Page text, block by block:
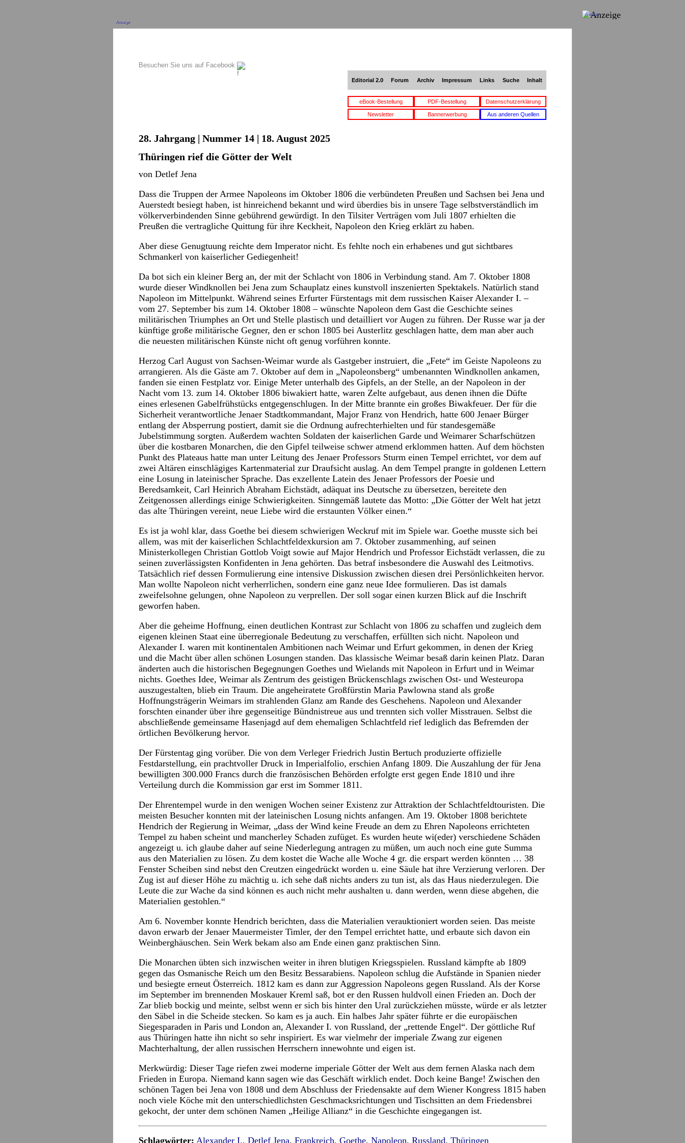
Anzeige
Besuchen Sie uns auf Facebook
Editorial 2.0 Forum Archiv Impressum Links Suche Inhalt
eBook-Bestellung PDF-Bestellung Datenschutzerklärung
Newsletter Bannerwerbung Aus anderen Quellen
28. Jahrgang | Nummer 14 | 18. August 2025
Thüringen rief die Götter der Welt
von Detlef Jena
Dass die Truppen der Armee Napoleons im Oktober 1806 die verbündeten Preußen und Sachsen bei Jena und
Auerstedt besiegt haben, ist hinreichend bekannt und wird überdies bis in unsere Tage selbstverständlich im
völkerverbindenden Sinne gebührend gewürdigt. In den Tilsiter Verträgen vom Juli 1807 erhielten die
Preußen die vertragliche Quittung für ihre Keckheit, Napoleon den Krieg erklärt zu haben.
Aber diese Genugtuung reichte dem Imperator nicht. Es fehlte noch ein erhabenes und gut sichtbares
Schmankerl von kaiserlicher Gediegenheit!
Da bot sich ein kleiner Berg an, der mit der Schlacht von 1806 in Verbindung stand. Am 7. Oktober 1808
wurde dieser Windknollen bei Jena zum Schauplatz eines kunstvoll inszenierten Spektakels. Natürlich stand
Napoleon im Mittelpunkt. Während seines Erfurter Fürstentags mit dem russischen Kaiser Alexander I. –
vom 27. September bis zum 14. Oktober 1808 – wünschte Napoleon dem Gast die Geschichte seines
militärischen Triumphes an Ort und Stelle plastisch und detailliert vor Augen zu führen. Der Russe war ja der
künftige große militärische Gegner, den er schon 1805 bei Austerlitz geschlagen hatte, dem man aber auch
die neuesten militärischen Künste nicht oft genug vorführen konnte.
Herzog Carl August von Sachsen-Weimar wurde als Gastgeber instruiert, die „Fete“ im Geiste Napoleons zu
arrangieren. Als die Gäste am 7. Oktober auf dem in „Napoleonsberg“ umbenannten Windknollen ankamen,
fanden sie einen Festplatz vor. Einige Meter unterhalb des Gipfels, an der Stelle, an der Napoleon in der
Nacht vom 13. zum 14. Oktober 1806 biwakiert hatte, waren Zelte aufgebaut, aus denen ihnen die Düfte
eines erlesenen Gabelfrühstücks entgegenschlugen. In der Mitte brannte ein großes Biwakfeuer. Der für die
Sicherheit verantwortliche Jenaer Stadtkommandant, Major Franz von Hendrich, hatte 600 Jenaer Bürger
entlang der Absperrung postiert, damit sie die Ordnung aufrechterhielten und für standesgemäße
Jubelstimmung sorgten. Außerdem wachten Soldaten der kaiserlichen Garde und Weimarer Scharfschützen
über die kostbaren Monarchen, die den Gipfel teilweise schwer atmend erklommen hatten. Auf dem höchsten
Punkt des Plateaus hatte man unter Leitung des Jenaer Professors Sturm einen Tempel errichtet, vor dem auf
zwei Altären einschlägiges Kartenmaterial zur Draufsicht auslag. An dem Tempel prangte in goldenen Lettern
eine Losung in lateinischer Sprache. Das exzellente Latein des Jenaer Professors der Poesie und
Beredsamkeit, Carl Heinrich Abraham Eichstädt, adäquat ins Deutsche zu übersetzen, bereitete den
Zeitgenossen allerdings einige Schwierigkeiten. Sinngemäß lautete das Motto: „Die Götter der Welt hat jetzt
das alte Thüringen vereint, neue Liebe wird die erstaunten Völker einen.“
Es ist ja wohl klar, dass Goethe bei diesem schwierigen Weckruf mit im Spiele war. Goethe musste sich bei
allem, was mit der kaiserlichen Schlachtfeldexkursion am 7. Oktober zusammenhing, auf seinen
Ministerkollegen Christian Gottlob Voigt sowie auf Major Hendrich und Professor Eichstädt verlassen, die zu
seinen zuverlässigsten Konfidenten in Jena gehörten. Das betraf insbesondere die Auswahl des Leitmotivs.
Tatsächlich rief dessen Formulierung eine intensive Diskussion zwischen diesen drei Persönlichkeiten hervor.
Man wollte Napoleon nicht verherrlichen, sondern eine ganz neue Idee formulieren. Das ist damals
zweifelsohne gelungen, ohne Napoleon zu verprellen. Der soll sogar einen kurzen Blick auf die Inschrift
geworfen haben.
Aber die geheime Hoffnung, einen deutlichen Kontrast zur Schlacht von 1806 zu schaffen und zugleich dem
eigenen kleinen Staat eine überregionale Bedeutung zu verschaffen, erfüllten sich nicht. Napoleon und
Alexander I. waren mit kontinentalen Ambitionen nach Weimar und Erfurt gekommen, in denen der Krieg
und die Macht über allen schönen Losungen standen. Das klassische Weimar besaß darin keinen Platz. Daran
änderten auch die historischen Begegnungen Goethes und Wielands mit Napoleon in Erfurt und in Weimar
nichts. Goethes Idee, Weimar als Zentrum des geistigen Brückenschlags zwischen Ost- und Westeuropa
auszugestalten, blieb ein Traum. Die angeheiratete Großfürstin Maria Pawlowna stand als große
Hoffnungsträgerin Weimars im strahlenden Glanz am Rande des Geschehens. Napoleon und Alexander
forschten einander über ihre gegenseitige Bündnistreue aus und trennten sich voller Misstrauen. Selbst die
abschließende gemeinsame Hasenjagd auf dem ehemaligen Schlachtfeld rief lediglich das Befremden der
örtlichen Bevölkerung hervor.
Der Fürstentag ging vorüber. Die von dem Verleger Friedrich Justin Bertuch produzierte offizielle
Festdarstellung, ein prachtvoller Druck in Imperialfolio, erschien Anfang 1809. Die Auszahlung der für Jena
bewilligten 300.000 Francs durch die französischen Behörden erfolgte erst gegen Ende 1810 und ihre
Verteilung durch die Kommission gar erst im Sommer 1811.
Der Ehrentempel wurde in den wenigen Wochen seiner Existenz zur Attraktion der Schlachtfeldtouristen. Die
meisten Besucher konnten mit der lateinischen Losung nichts anfangen. Am 19. Oktober 1808 berichtete
Hendrich der Regierung in Weimar, „dass der Wind keine Freude an dem zu Ehren Napoleons errichteten
Tempel zu haben scheint und mancherley Schaden zufüget. Es wurden heute wi(eder) verschiedene Schäden
angezeigt u. ich glaube daher auf seine Niederlegung antragen zu müßen, um auch noch eine gute Summa
aus den Materialien zu lösen. Zu dem kostet die Wache alle Woche 4 gr. die erspart werden könnten … 38
Fenster Scheiben sind nebst den Creutzen eingedrückt worden u. eine Säule hat ihre Verzierung verloren. Der
Zug ist auf dieser Höhe zu mächtig u. ich sehe daß nichts anders zu tun ist, als das Haus niederzulegen. Die
Leute die zur Wache da sind können es auch nicht mehr aushalten u. dann werden, wenn diese abgehen, die
Materialien gestohlen.“
Am 6. November konnte Hendrich berichten, dass die Materialien verauktioniert worden seien. Das meiste
davon erwarb der Jenaer Mauermeister Timler, der den Tempel errichtet hatte, und erbaute sich davon ein
Weinberghäuschen. Sein Werk bekam also am Ende einen ganz praktischen Sinn.
Die Monarchen übten sich inzwischen weiter in ihren blutigen Kriegsspielen. Russland kämpfte ab 1809
gegen das Osmanische Reich um den Besitz Bessarabiens. Napoleon schlug die Aufstände in Spanien nieder
und besiegte erneut Österreich. 1812 kam es dann zur Aggression Napoleons gegen Russland. Als der Korse
im September im brennenden Moskauer Kreml saß, bot er den Russen huldvoll einen Frieden an. Doch der
Zar blieb bockig und meinte, selbst wenn er sich bis hinter den Ural zurückziehen müsste, würde er als letzter
den Säbel in die Scheide stecken. So kam es ja auch. Ein halbes Jahr später führte er die europäischen
Siegesparaden in Paris und London an, Alexander I. von Russland, der „rettende Engel“. Der göttliche Ruf
aus Thüringen hatte ihn nicht so sehr inspiriert. Es war vielmehr der imperiale Zwang zur eigenen
Machterhaltung, der allen russischen Herrschern innewohnte und eigen ist.
Merkwürdig: Dieser Tage riefen zwei moderne imperiale Götter der Welt aus dem fernen Alaska nach dem
Frieden in Europa. Niemand kann sagen wie das Geschäft wirklich endet. Doch keine Bange! Zwischen den
schönen Tagen bei Jena von 1808 und dem Abschluss der Friedensakte auf dem Wiener Kongress 1815 haben
noch viele Köche mit den unterschiedlichsten Geschmacksrichtungen und Tischsitten an dem Friedensbrei
gekocht, der unter dem schönen Namen „Heilige Allianz“ in die Geschichte eingegangen ist.
Schlagwörter: Alexander I., Detlef Jena, Frankreich, Goethe, Napoleon, Russland, Thüringen
Anzeige